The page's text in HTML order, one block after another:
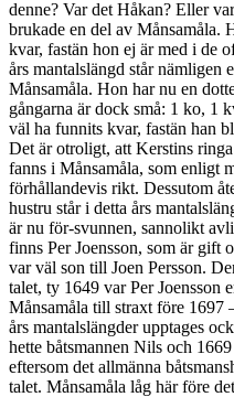
denne? Var det Håkan? Eller
brukade en del av Månsamåla.
kvar, fastän hon ej är med i de
års mantalslängd står nämligen
Månsamåla. Hon har nu en
gångarna är dock små: 1 ko, 1
väl ha funnits kvar, fastän han
Det är otroligt, att Kerstins
fanns i Månsamåla, som enligt
förhållandevis rikt. Dessutom
hustru står i detta års
är nu för-svunnen, sannolikt
finns Per Joensson, som är gift
var väl son till Joen Persson.
talet, ty 1649 var Per Joensson
Månsamåla till straxt före 1697
års mantalslängder upptages
hette båtsmannen Nils och
eftersom det allmänna
talet. Månsamåla låg här före